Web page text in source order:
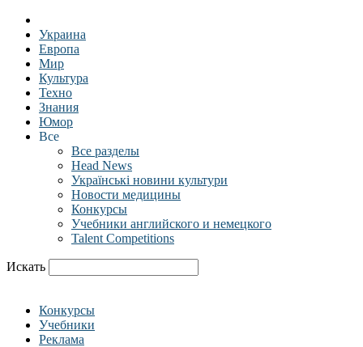
Украина
Европа
Мир
Культура
Техно
Знания
Юмор
Все
Все разделы
Head News
Українські новини культури
Новости медицины
Конкурсы
Учебники английского и немецкого
Talent Competitions
Искать
Конкурсы
Учебники
Реклама